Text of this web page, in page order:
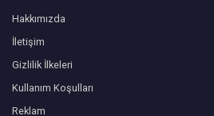
Hakkımızda
İletişim
Gizlilik İlkeleri
Kullanım Koşulları
Reklam